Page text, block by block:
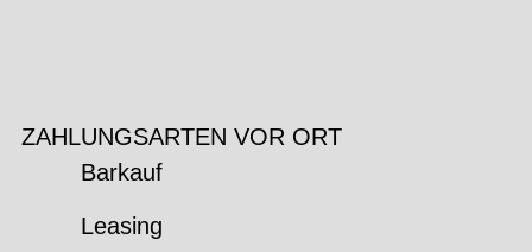
ZAHLUNGSARTEN VOR ORT
Barkauf
Leasing